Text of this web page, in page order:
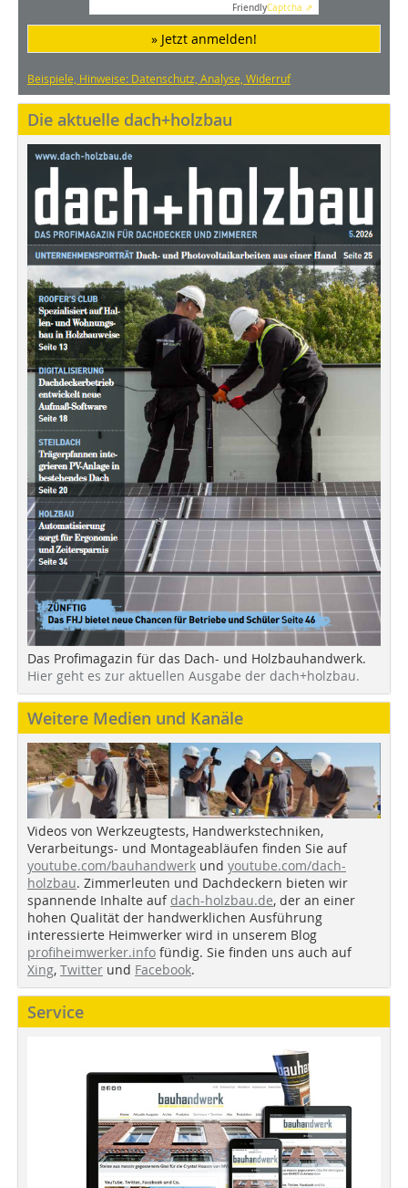
FriendlyCaptcha ⇗
» Jetzt anmelden!
Beispiele, Hinweise: Datenschutz, Analyse, Widerruf
Die aktuelle dach+holzbau
Das Profimagazin für das Dach- und Holzbauhandwerk.
Hier geht es zur aktuellen Ausgabe der dach+holzbau.
Weitere Medien und Kanäle
Videos von Werkzeugtests, Handwerkstechniken,
Verarbeitungs- und Montageabläufen finden Sie auf
youtube.com/bauhandwerk und youtube.com/dach-
holzbau. Zimmerleuten und Dachdeckern bieten wir
spannende Inhalte auf dach-holzbau.de, der an einer
hohen Qualität der handwerklichen Ausführung
interessierte Heimwerker wird in unserem Blog
profiheimwerker.info fündig. Sie finden uns auch auf
Xing, Twitter und Facebook.
Service